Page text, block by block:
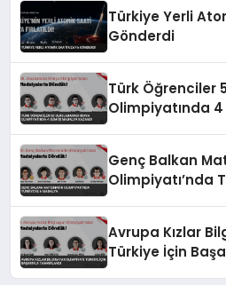
Türkiye Yerli
Gönderdi
Türk Öğrenciler
Olimpiyatında
Genç Balkan
Olimpiyatı’nda
Avrupa Kızlar
Türkiye İçin